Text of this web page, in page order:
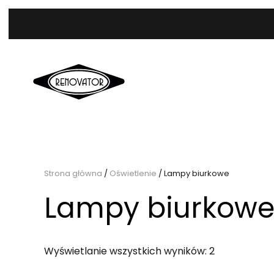
Strona główna / Oświetlenie / Lampy biurkowe
Lampy biurkowe
Wyświetlanie wszystkich wyników: 2Posortowane